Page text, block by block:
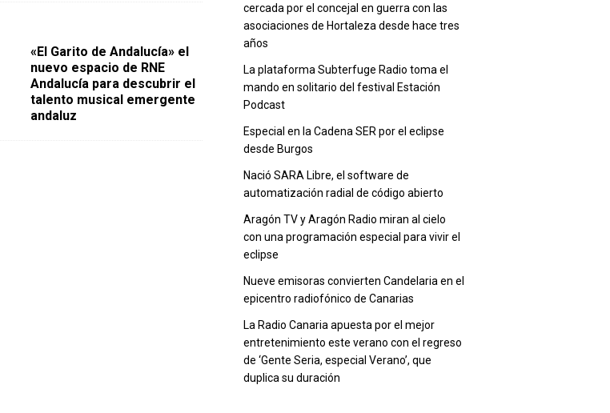
«El Garito de Andalucía» el
nuevo espacio de RNE
Andalucía para descubrir el
talento musical emergente
andaluz
cercada por el concejal en guerra con las
asociaciones de Hortaleza desde hace tres
años
La plataforma Subterfuge Radio toma el
mando en solitario del festival Estación
Podcast
Especial en la Cadena SER por el eclipse
desde Burgos
Nació SARA Libre, el software de
automatización radial de código abierto
Aragón TV y Aragón Radio miran al cielo
con una programación especial para vivir el
eclipse
Nueve emisoras convierten Candelaria en el
epicentro radiofónico de Canarias
La Radio Canaria apuesta por el mejor
entretenimiento este verano con el regreso
de ‘Gente Seria, especial Verano’, que
duplica su duración